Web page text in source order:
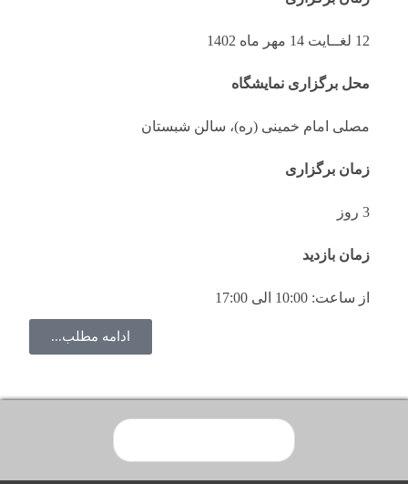
12 لغــایت 14 مهر ماه 1402
محل برگزاری نمایشگاه
مصلی امام خمینی (ره)، سالن شبستان
زمان برگزاری
3 روز
زمان بازدید
از ساعت: 10:00 الی 17:00
ادامه مطلب...